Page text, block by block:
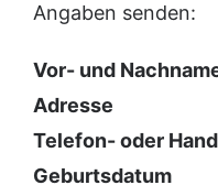
Angaben senden:
Vor- und
Adresse
Telefon- oder
Geburtsdatum